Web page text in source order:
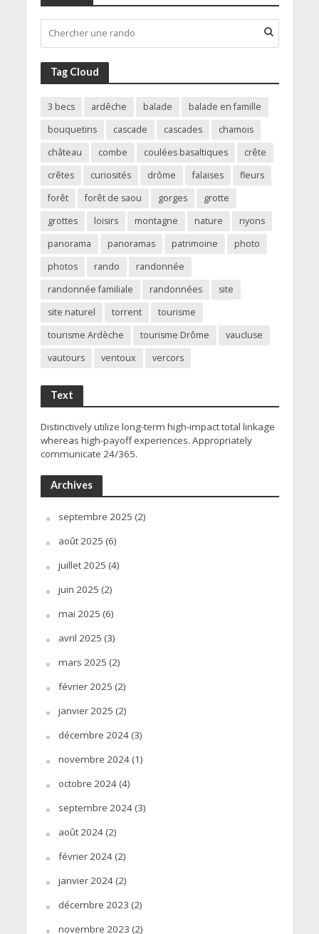
Tag Cloud
3 becs ardêche balade
balade en famille
bouquetins
cascade cascades
chamois
château
combe coulées basaltiques
crête
crêtes
curiosités drôme falaises
fleurs
forêt
forêt de saou gorges
grotte
grottes
loisirs montagne nature
nyons
panorama
panoramas patrimoine
photo
photos
rando
randonnée
randonnée familiale
randonnées
site
site naturel
torrent
tourisme
tourisme Ardèche
tourisme Drôme
vaucluse
vautours
ventoux vercors
Text
Distinctively utilize long-term high-impact total linkage
whereas high-payoff experiences. Appropriately
communicate 24/365.
Archives
septembre 2025 (2)
août 2025 (6)
juillet 2025 (4)
juin 2025 (2)
mai 2025 (6)
avril 2025 (3)
mars 2025 (2)
février 2025 (2)
janvier 2025 (2)
décembre 2024(3)
novembre 2024(1)
octobre 2024(4)
septembre 2024(3)
août 2024(2)
février 2024(2)
janvier 2024(2)
décembre 2023 (2)
novembre 2023 (2)